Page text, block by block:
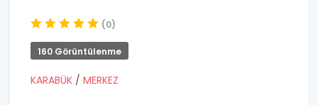
(0)
160 Görüntülenme
KARABÜK / MERKEZ